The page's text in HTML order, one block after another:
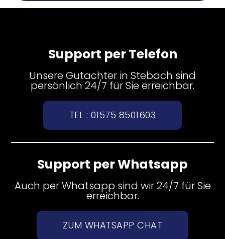
Support per Telefon
Unsere Gutachter in Stebach sind
persönlich 24/7 für Sie erreichbar.
TEL : 01575 8501603
Support per Whatsapp
Auch per Whatsapp sind wir 24/7 für Sie
erreichbar.
ZUM WHATSAPP CHAT